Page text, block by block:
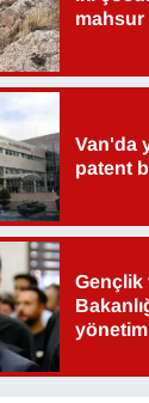
mahsur
Van'da
patent
Gençlik